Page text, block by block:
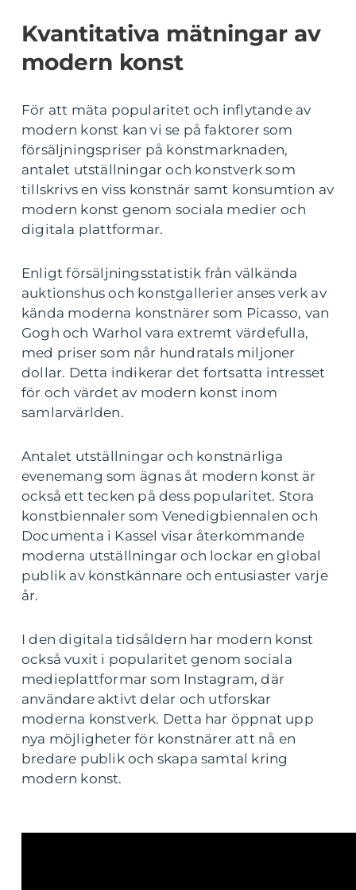
Kvantitativa mätningar av
modern konst
För att mäta popularitet och inflytande av
modern konst kan vi se på faktorer som
försäljningspriser på konstmarknaden,
antalet utställningar och konstverk som
tillskrivs en viss konstnär samt konsumtion av
modern konst genom sociala medier och
digitala plattformar.
Enligt försäljningsstatistik från välkända
auktionshus och konstgallerier anses verk av
kända moderna konstnärer som Picasso, van
Gogh och Warhol vara extremt värdefulla,
med priser som når hundratals miljoner
dollar. Detta indikerar det fortsatta intresset
för och värdet av modern konst inom
samlarvärlden.
Antalet utställningar och konstnärliga
evenemang som ägnas åt modern konst är
också ett tecken på dess popularitet. Stora
konstbiennaler som Venedigbiennalen och
Documenta i Kassel visar återkommande
moderna utställningar och lockar en global
publik av konstkännare och entusiaster varje
år.
I den digitala tidsåldern har modern konst
också vuxit i popularitet genom sociala
medieplattformar som Instagram, där
användare aktivt delar och utforskar
moderna konstverk. Detta har öppnat upp
nya möjligheter för konstnärer att nå en
bredare publik och skapa samtal kring
modern konst.